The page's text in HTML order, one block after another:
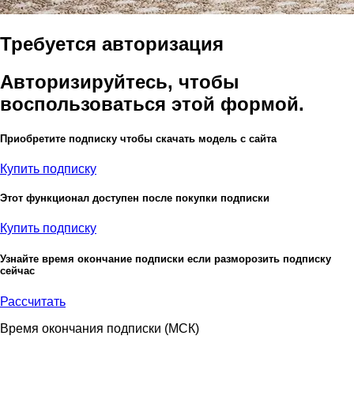
Требуется авторизация
Авторизируйтесь, чтобы
воспользоваться этой формой.
Приобретите подписку чтобы скачать модель с сайта
Купить подписку
Этот функционал доступен после покупки подписки
Купить подписку
Узнайте время окончание подписки если разморозить подписку
сейчас
Рассчитать
Время окончания подписки (МСК)